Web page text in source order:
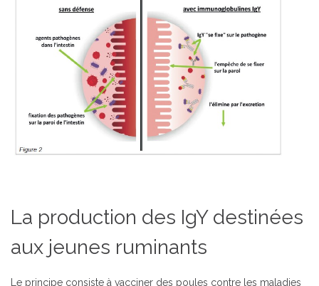
La production des IgY destinées
aux jeunes ruminants
Le principe consiste à vacciner des poules contre les maladies